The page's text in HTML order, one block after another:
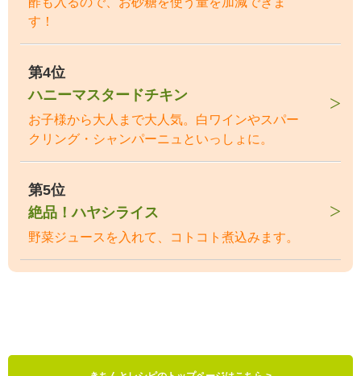
す！
第4位
ハニーマスタードチキン
お子様から大人まで大人気。白ワインやスパー
クリング・シャンパーニュといっしょに。
第5位
絶品！ハヤシライス
野菜ジュースを入れて、コトコト煮込みます。